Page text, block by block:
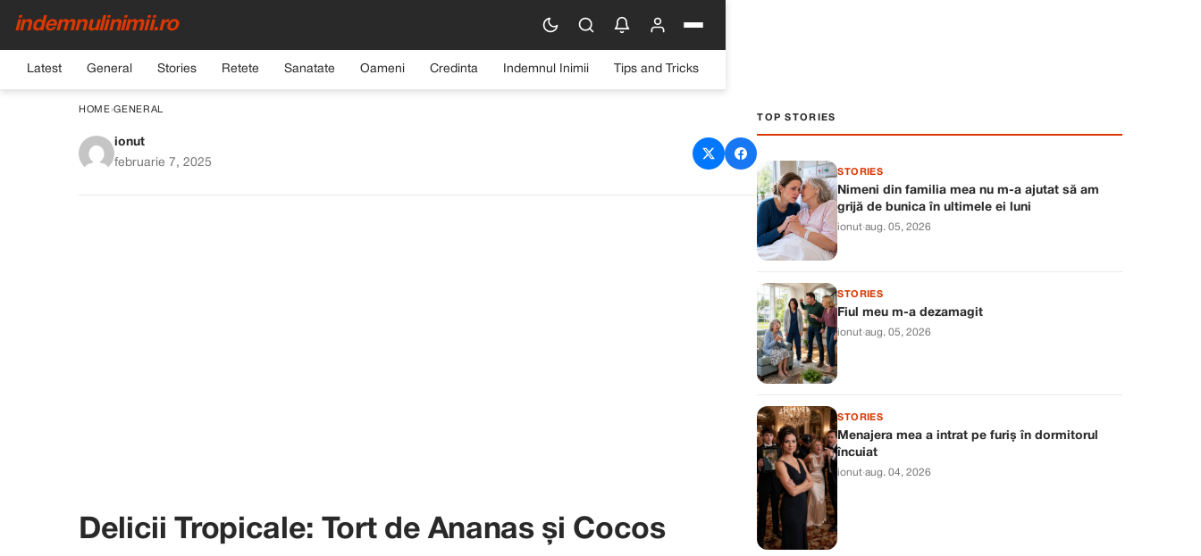
indemnulinimii.ro
Latest General Stories Retete Sanatate Oameni Credinta Indemnul Inimii Tips and Tricks
HOME›GENERAL
Tort de Ananas și Cocos – Desertul Tropical
ionut
februarie 7, 2025
Delicii Tropicale: Tort de Ananas și Cocos
TOP STORIES
STORIES
Nimeni din familia mea nu m-a ajutat să am
grijă de bunica în ultimele ei luni
ionut·aug. 05, 2026
STORIES
Fiul meu m-a dezamagit
ionut·aug. 05, 2026
STORIES
Menajera mea a intrat pe furiș în dormitorul
încuiat
ionut·aug. 04, 2026